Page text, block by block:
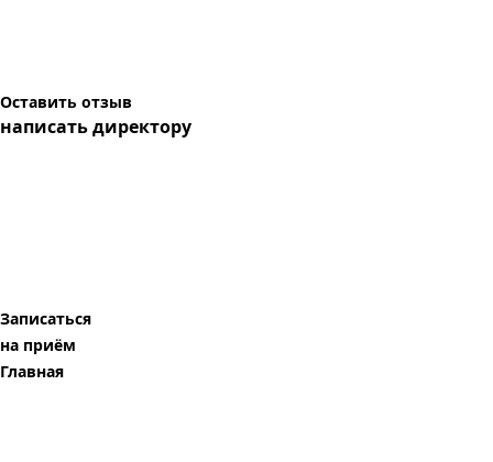
Оставить отзыв
написать директору
Записаться
на приём
Главная